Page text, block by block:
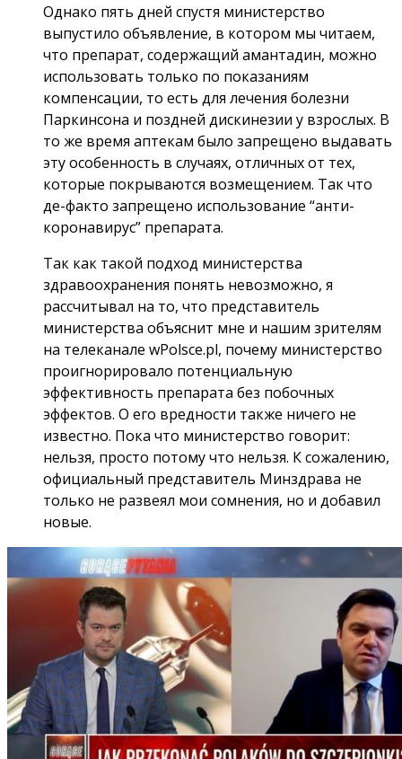
Однако пять дней спустя министерство
выпустило объявление, в котором мы читаем,
что препарат, содержащий амантадин, можно
использовать только по показаниям
компенсации, то есть для лечения болезни
Паркинсона и поздней дискинезии у взрослых. В
то же время аптекам было запрещено выдавать
эту особенность в случаях, отличных от тех,
которые покрываются возмещением. Так что
де-факто запрещено использование “анти-
коронавирус” препарата.
Так как такой подход министерства
здравоохранения понять невозможно, я
рассчитывал на то, что представитель
министерства объяснит мне и нашим зрителям
на телеканале wPolsce.pl, почему министерство
проигнорировало потенциальную
эффективность препарата без побочных
эффектов. О его вредности также ничего не
известно. Пока что министерство говорит:
нельзя, просто потому что нельзя. К сожалению,
официальный представитель Минздрава не
только не развеял мои сомнения, но и добавил
новые.